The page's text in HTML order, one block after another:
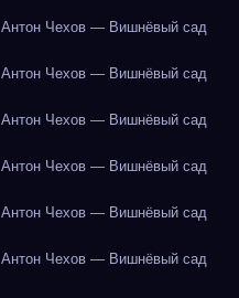
Антон Чехов — Вишнёвый сад
Антон Чехов — Вишнёвый сад
Антон Чехов — Вишнёвый сад
Антон Чехов — Вишнёвый сад
Антон Чехов — Вишнёвый сад
Антон Чехов — Вишнёвый сад